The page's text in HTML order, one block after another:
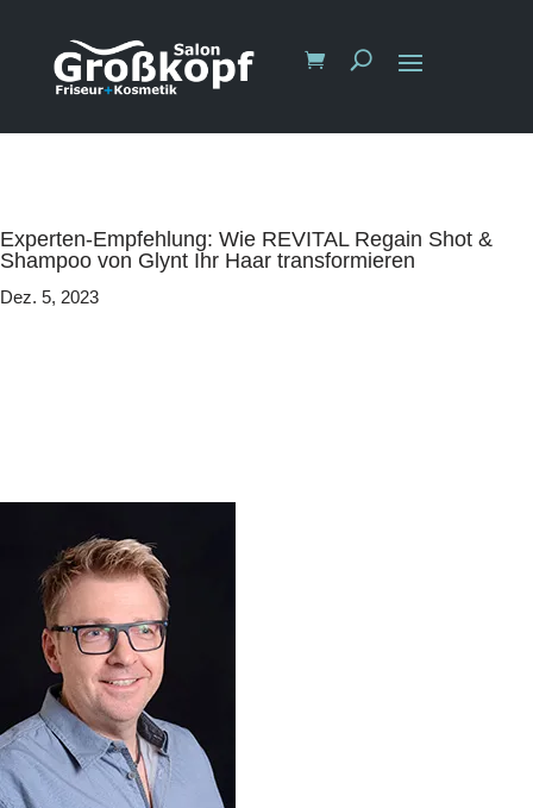
Experten-Empfehlung: Wie REVITAL Regain Shot &
Shampoo von Glynt Ihr Haar transformieren
Dez. 5, 2023